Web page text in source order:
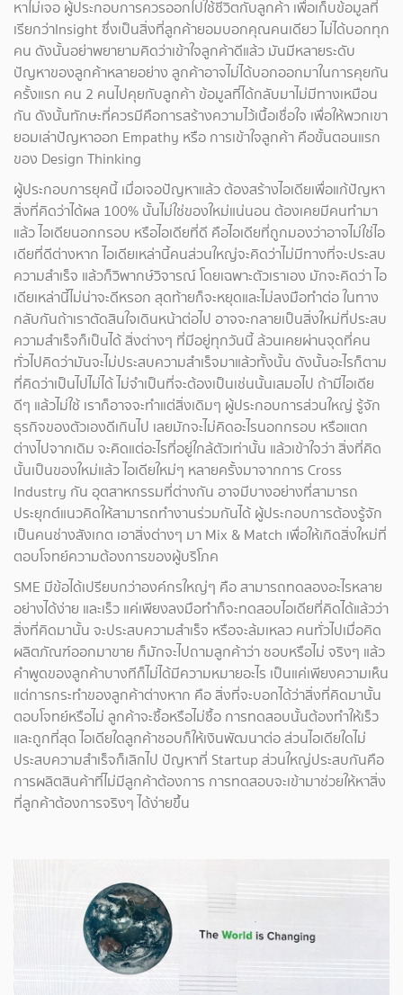
หาไม่เจอ ผู้ประกอบการควรออกไปใช้ชีวิตกับลูกค้า เพื่อเก็บข้อมูลที่
เรียกว่าInsight ซึ่งเป็นสิ่งที่ลูกค้ายอมบอกคุณคนเดียว ไม่ได้บอกทุก
คน ดังนั้นอย่าพยายามคิดว่าเข้าใจลูกค้าดีแล้ว มันมีหลายระดับ
ปัญหาของลูกค้าหลายอย่าง ลูกค้าอาจไม่ได้บอกออกมาในการคุยกัน
ครั้งแรก คน 2 คนไปคุยกับลูกค้า ข้อมูลที่ได้กลับมาไม่มีทางเหมือน
กัน ดังนั้นทักษะที่ควรมีคือการสร้างความไว้เนื้อเชื่อใจ เพื่อให้พวกเขา
ยอมเล่าปัญหาออก Empathy หรือ การเข้าใจลูกค้า คือขั้นตอนแรก
ของ Design Thinking
ผู้ประกอบการยุคนี้ เมื่อเจอปัญหาแล้ว ต้องสร้างไอเดียเพื่อแก้ปัญหา
สิ่งที่คิดว่าได้ผล 100% นั้นไม่ใช่ของใหม่แน่นอน ต้องเคยมีคนทำมา
แล้ว ไอเดียนอกกรอบ หรือไอเดียที่ดี คือไอเดียที่ถูกมองว่าอาจไม่ใช่ไอ
เดียที่ดีต่างหาก ไอเดียเหล่านี้คนส่วนใหญ่จะคิดว่าไม่มีทางที่จะประสบ
ความสำเร็จ แล้วก็วิพากษ์วิจารณ์ โดยเฉพาะตัวเราเอง มักจะคิดว่า ไอ
เดียเหล่านี้ไม่น่าจะดีหรอก สุดท้ายก็จะหยุดและไม่ลงมือทำต่อ ในทาง
กลับกันถ้าเราตัดสินใจเดินหน้าต่อไป อาจจะกลายเป็นสิ่งใหม่ที่ประสบ
ความสำเร็จก็เป็นได้ สิ่งต่างๆ ที่มีอยู่ทุกวันนี้ ล้วนเคยผ่านจุดที่คน
ทั่วไปคิดว่ามันจะไม่ประสบความสำเร็จมาแล้วทั้งนั้น ดังนั้นอะไรก็ตาม
ที่คิดว่าเป็นไปไม่ได้ ไม่จำเป็นที่จะต้องเป็นเช่นนั้นเสมอไป ถ้ามีไอเดีย
ดีๆ แล้วไม่ใช้ เราก็อาจจะทำแต่สิ่งเดิมๆ ผู้ประกอบการส่วนใหญ่ รู้จัก
ธุรกิจของตัวเองดีเกินไป เลยมักจะไม่คิดอะไรนอกกรอบ หรือแตก
ต่างไปจากเดิม จะคิดแต่อะไรที่อยู่ใกล้ตัวเท่านั้น แล้วเข้าใจว่า สิ่งที่คิด
นั้นเป็นของใหม่แล้ว ไอเดียใหม่ๆ หลายครั้งมาจากการ Cross
Industry กัน อุตสาหกรรมที่ต่างกัน อาจมีบางอย่างที่สามารถ
ประยุกต์แนวคิดให้สามารถทำงานร่วมกันได้ ผู้ประกอบการต้องรู้จัก
เป็นคนช่างสังเกต เอาสิ่งต่างๆ มา Mix & Match เพื่อให้เกิดสิ่งใหม่ที่
ตอบโจทย์ความต้องการของผู้บริโภค
SME มีข้อได้เปรียบกว่าองค์กรใหญ่ๆ คือ สามารถทดลองอะไรหลาย
อย่างได้ง่าย และเร็ว แค่เพียงลงมือทำก็จะทดสอบไอเดียที่คิดได้แล้วว่า
สิ่งที่คิดมานั้น จะประสบความสำเร็จ หรือจะล้มเหลว คนทั่วไปเมื่อคิด
ผลิตภัณฑ์ออกมาขาย ก็มักจะไปถามลูกค้าว่า ชอบหรือไม่ จริงๆ แล้ว
คำพูดของลูกค้าบางทีก็ไม่ได้มีความหมายอะไร เป็นแค่เพียงความเห็น
แต่การกระทำของลูกค้าต่างหาก คือ สิ่งที่จะบอกได้ว่าสิ่งที่คิดมานั้น
ตอบโจทย์หรือไม่ ลูกค้าจะซื้อหรือไม่ซื้อ การทดสอบนั้นต้องทำให้เร็ว
และถูกที่สุด ไอเดียใดลูกค้าชอบก็ให้เงินพัฒนาต่อ ส่วนไอเดียใดไม่
ประสบความสำเร็จก็เลิกไป ปัญหาที่ Startup ส่วนใหญ่ประสบกันคือ
การผลิตสินค้าที่ไม่มีลูกค้าต้องการ การทดสอบจะเข้ามาช่วยให้หาสิ่ง
ที่ลูกค้าต้องการจริงๆ ได้ง่ายขึ้น